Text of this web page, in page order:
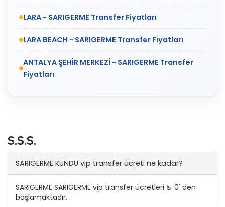
LARA - SARIGERME Transfer Fiyatları
LARA BEACH - SARIGERME Transfer Fiyatları
ANTALYA ŞEHİR MERKEZİ - SARIGERME Transfer
Fiyatları
S.S.S.
SARIGERME KUNDU vip transfer ücreti ne kadar?
SARIGERME SARIGERME vip transfer ücretleri ₺ 0' den
başlamaktadır.